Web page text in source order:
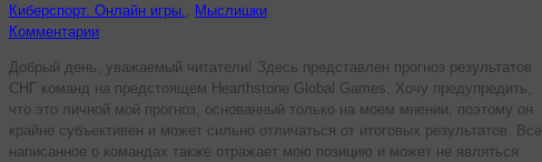
Киберспорт. Онлайн игры.
Мыслишки
Комментарии
Добрый день, уважаемый читатели! Здесь представлен прогноз результатов
СНГ команд на предстоящем Hearthstone Global Games. Хочу предупредить,
что это личной мой прогноз, основанный только на моем мнении, поэтому он
крайне субъективен и может сильно отличаться от итоговых результатов. Все
написанное о командах также отражает мою позицию и может не являться